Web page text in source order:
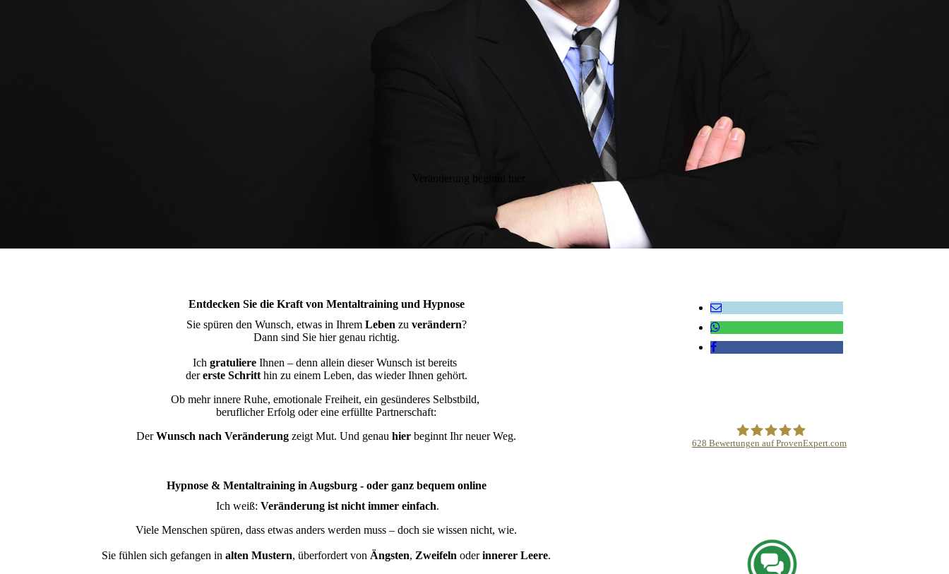
Veränderung beginnt hier
Entdecken Sie die Kraft von Mentaltraining und Hypnose
Sie spüren den Wunsch, etwas in Ihrem Leben zu verändern?
Dann sind Sie hier genau richtig.
Ich gratuliere Ihnen – denn allein dieser Wunsch ist bereits
dererste Schritthin zu einem Leben, das wieder Ihnen gehört.
Ob mehr innere Ruhe, emotionale Freiheit, ein gesünderes Selbstbild,
beruflicher Erfolg oder eine erfüllte Partnerschaft:
DerWunsch nach Veränderung zeigt Mut. Und genau hier beginnt Ihr neuer Weg.
Hypnose & Mentaltraining in Augsburg - oder ganz bequem online
Ich weiß: Veränderung ist nicht immer einfach.
Viele Menschen spüren, dass etwas anders werden muss – doch sie wissen nicht, wie.
Sie fühlen sich gefangen in alten Mustern, überfordert von Ängsten, Zweifeln oderinnerer Leere.